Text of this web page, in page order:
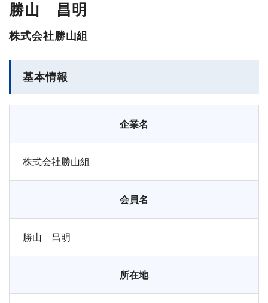
勝山 昌明
株式会社勝山組
基本情報
企業名
株式会社勝山組
会員名
勝山 昌明
所在地